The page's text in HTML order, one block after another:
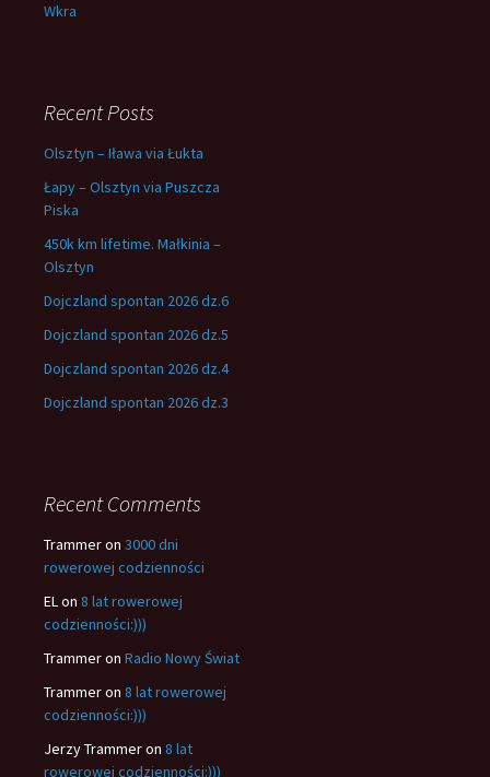
Wkra
Recent Posts
Olsztyn – Iława via Łukta
Łapy – Olsztyn via Puszcza
Piska
450k km lifetime. Małkinia –
Olsztyn
Dojczland spontan 2026 dz.6
Dojczland spontan 2026 dz.5
Dojczland spontan 2026 dz.4
Dojczland spontan 2026 dz.3
Recent Comments
Trammeron 3000 dni
rowerowej codzienności
ELon 8 lat rowerowej
codzienności:)))
Trammeron Radio Nowy Świat
Trammeron 8 lat rowerowej
codzienności:)))
Jerzy Trammeron 8 lat
rowerowej codzienności:)))